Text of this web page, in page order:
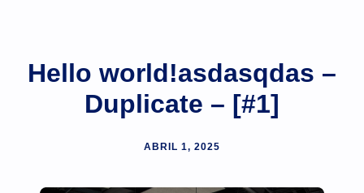
Hello world!asdasqdas –
Duplicate – [#1]
ABRIL 1, 2025